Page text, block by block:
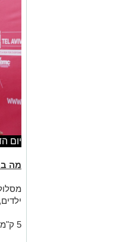
יום
מה
5 ק"מ ריצה: מתאים לאוהבי ריצה ולמשתתפים חרוצים.